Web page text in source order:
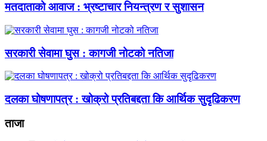
मतदाताको आवाज : भ्रष्टाचार नियन्त्रण र सुशासन
सरकारी सेवामा घुस : कागजी नोटको नतिजा
दलका घोषणापत्र : खोक्रो प्रतिबद्दता कि आर्थिक सुदृढिकरण
ताजा